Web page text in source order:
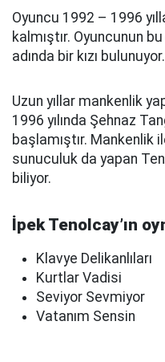
Oyuncu 1992 – 1996
kalmıştır. Oyuncunun
adında bir kızı bulunuyor.
Uzun yıllar mankenlik
1996 yılında Şehnaz
başlamıştır. Mankenlik
sunuculuk da yapan
biliyor.
İpek Tenolcay’ın
Klavye Delikanlıları
Kurtlar Vadisi
Seviyor Sevmiyor
Vatanım Sensin